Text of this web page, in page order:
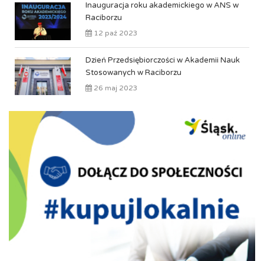
Inauguracja roku akademickiego w ANS w
Raciborzu
12 paź 2023
Dzień Przedsiębiorczości w Akademii Nauk
Stosowanych w Raciborzu
26 maj 2023